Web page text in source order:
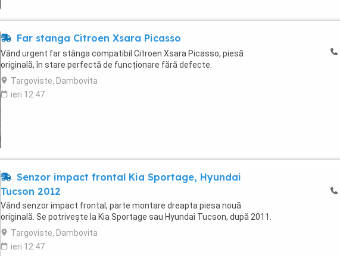
Far stanga Citroen Xsara Picasso
Vând urgent far stânga compatibil Citroen Xsara Picasso, piesă
originală, în stare perfectă de funcționare fără defecte.
Targoviste, Dambovita
ieri 12:47
Senzor impact frontal Kia Sportage, Hyundai
Tucson 2012
Vând senzor impact frontal, parte montare dreapta piesa nouă
originală. Se potrivește la Kia Sportage sau Hyundai Tucson, după 2011.
Targoviste, Dambovita
ieri 12:47